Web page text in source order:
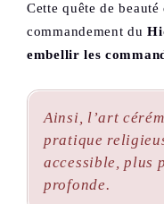
Cette quête de
commandement du
embellir les
Ainsi, l’art
pratique
accessible, plus
profonde.